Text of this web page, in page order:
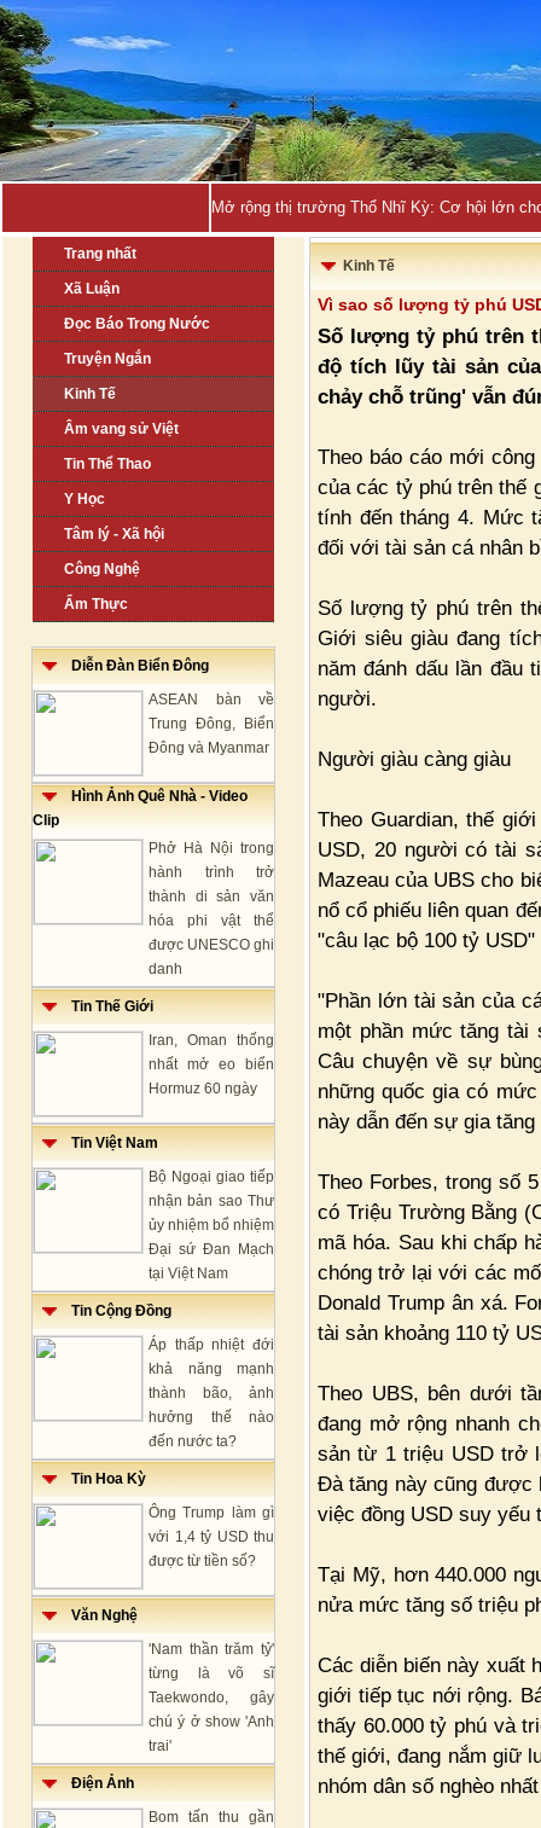
Mở rộng thị trường Thổ Nhĩ Kỳ: Cơ hội lớn
Trang nhất
Xã Luận
Đọc Báo Trong Nước
Truyện Ngắn
Kinh Tế
Âm vang sử Việt
Tin Thể Thao
Y Học
Tâm lý - Xã hội
Công Nghệ
Ẩm Thực
Diễn Đàn Biển Đông
ASEAN bàn về
Trung Đông, Biển
Đông và Myanmar
Hình Ảnh Quê Nhà - Video
Clip
Phở Hà Nội trong
hành trình trở
thành di sản văn
hóa phi vật thể
được UNESCO ghi
danh
Tin Thế Giới
Iran, Oman thống
nhất mở eo biển
Hormuz 60 ngày
Tin Việt Nam
Bộ Ngoại giao tiếp
nhận bản sao Thư
ủy nhiệm bổ nhiệm
Đại sứ Đan Mạch
tại Việt Nam
Tin Cộng Đồng
Áp thấp nhiệt đới
khả năng mạnh
thành bão, ảnh
hưởng thế nào
đến nước ta?
Tin Hoa Kỳ
Ông Trump làm gì
với 1,4 tỷ USD thu
được từ tiền số?
Văn Nghệ
'Nam thần trăm tỷ'
từng là võ sĩ
Taekwondo, gây
chú ý ở show 'Anh
trai'
Điện Ảnh
Bom tấn thu gần
Kinh Tế
Vì sao số lượng tỷ phú
Số lượng tỷ phú trên
độ tích lũy tài sản
chảy chỗ trũng' vẫn
Theo báo cáo mới
của các tỷ phú trên thế
tính đến tháng 4. Mức
đối với tài sản cá nhân
Số lượng tỷ phú trên
Giới siêu giàu đang
năm đánh dấu lần đầu
người.
Người giàu càng giàu
Theo Guardian, thế
USD, 20 người có tài
Mazeau của UBS cho
nổ cổ phiếu liên quan
"câu lạc bộ 100 tỷ
"Phần lớn tài sản của
một phần mức tăng tài
Câu chuyện về sự
những quốc gia có
này dẫn đến sự gia
Theo Forbes, trong số
có Triệu Trường Bằng
mã hóa. Sau khi chấp
chóng trở lại với các
Donald Trump ân xá.
tài sản khoảng 110 tỷ
Theo UBS, bên dưới
đang mở rộng nhanh
sản từ 1 triệu USD trở
Đà tăng này cũng
việc đồng USD suy yếu
Tại Mỹ, hơn 440.000
nửa mức tăng số triệu
Các diễn biến này xuất
giới tiếp tục nới rộng.
thấy 60.000 tỷ phú và
thế giới, đang nắm giữ
nhóm dân số nghèo